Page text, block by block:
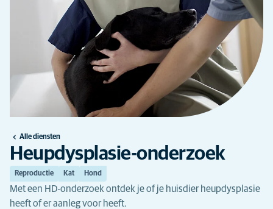
Alle diensten
Heupdysplasie-onderzoek
Reproductie Kat Hond
Met een HD-onderzoek ontdek je of je huisdier heupdysplasie
heeft of er aanleg voor heeft.